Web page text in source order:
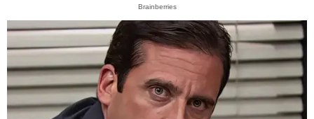
Brainberries